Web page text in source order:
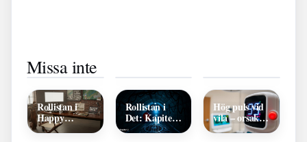
Missa inte
räkor och
vitlök – 4
receptvarianter du använder
den
Rollistan i
Happy
Gilmore –
Rollistan i
Det: Kapitel 2
– Alla
Hög puls vid
vila – orsaker,
symptom och